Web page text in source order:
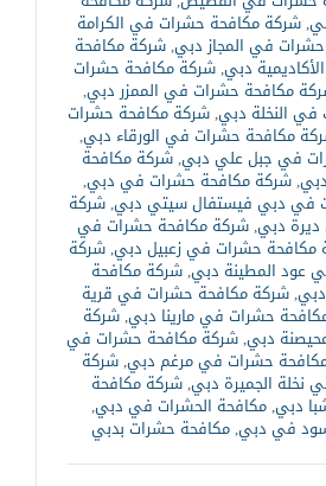
,شركة مكافحة حشرات في الكرامة
في المجاز دبي,شركة مكافحة
دبي,شركة مكافحة حشرات
مكافحة حشرات في الممزر دبي,
النخلة دبي,شركة مكافحة حشرات
مكافحة حشرات في الورقاء دبي,
في جبل علي دبي,شركة مكافحة
,شركة مكافحة حشرات في دبي,
في دبي فيستفال سيتي دبي,شركة
دبي,شركة مكافحة حشرات في
مكافحة حشرات في زعبيل دبي,شركة
عود المطينة دبي,شركة مكافحة
,شركة مكافحة حشرات في قرية
حشرات في مارينا دبي,شركة
دبي,شركة مكافحة حشرات في
حشرات في مرغم دبي,شركة
نخلة الجميرة دبي,شركة مكافحة
دبي,مكافحة الحشرات في دبي,
في دبي,مكافحة حشرات بدبي